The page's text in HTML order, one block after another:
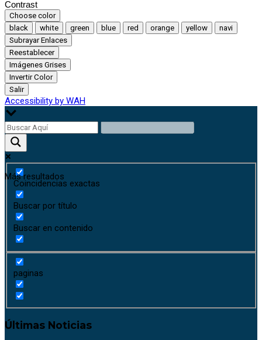
Contrast
Choose color
black
white green blue red orange yellow
navi
Subrayar Enlaces
Reestablecer
Imágenes Grises
Invertir Color
Salir
Accessibility by WAH
Más resultados
Coincidencias exactas
Buscar por título
Buscar en contenido
paginas
Últimas Noticias